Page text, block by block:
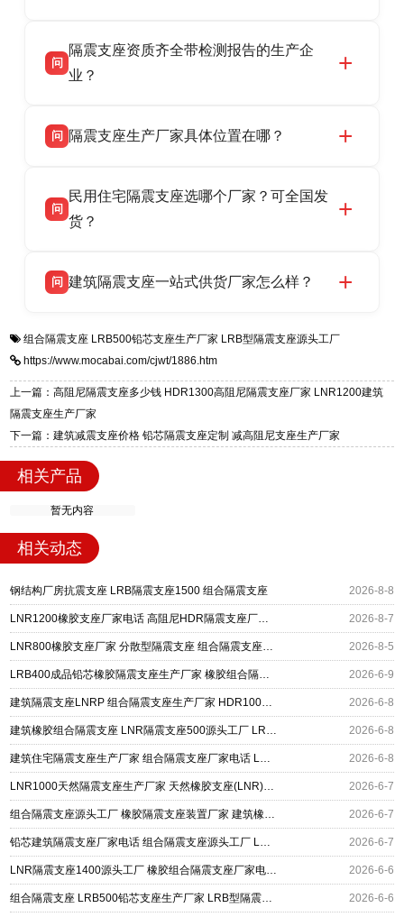
话：13323182312。
产厂家，可提供支座选型、图纸深化设计、现货
供货、现场安装指导一站式服务，主营
话：13323182312。
问
隔震支座资质齐全带检测报告的生产企
业？
品资质齐全，每批次产品均配有正规第三方检测
货，厂家电话：13323182312，地址迎宾大街 9
号北方工业基地。
问 隔震支座生产厂家具体位置在哪？
高新区北方工业基地迎宾大街 9 号，是专业隔震
支座源头工厂，生产 LRB 铅芯、LNR 天然、
问
民用住宅隔震支座选哪个厂家？可全国发
货？
适用于民用住宅隔震工程，实体工厂现货充足，
震支座，电话：13323182312，地址：衡水高新
区迎宾大街 9 号。
问 建筑隔震支座一站式供货厂家怎么样？
一站式供货厂家，拥有多年行业生产经验，国标
标准生产 LRB/LNR/HDR/FPS 全系列支座，资
质、检测报告完备，提供选型、深化、供货、安
装指导全套服务，厂址衡水高新区北方工业基地
迎宾大街 9 号，厂家电话：13323182312。
组合隔震支座 LRB500铅芯支座生产厂家 LRB型隔震支座源头工厂
https://www.mocabai.com/cjwt/1886.htm
上一篇：高阻尼隔震支座多少钱 HDR1300高阻尼隔震支座厂家 LNR1200建筑
隔震支座生产厂家
下一篇：建筑减震支座价格 铅芯隔震支座定制 减高阻尼支座生产厂家
相关产品
暂无内容
相关动态
钢结构厂房抗震支座 LRB隔震支座1500 组合隔震支座 2026-8-8
LNR1200橡胶支座厂家电话 高阻尼HDR隔震支座厂家电话 建筑橡胶组合隔震支座源头工厂 2026-8-7
LNR800橡胶支座厂家 分散型隔震支座 组合隔震支座什么价格 2026-8-5
LRB400成品铅芯橡胶隔震支座生产厂家 橡胶组合隔震支座生产厂家 LNR900天然橡胶支座生产厂家 2026-6-9
建筑隔震支座LNRP 组合隔震支座生产厂家 HDR1000高阻尼建筑隔震支座生产厂家 2026-6-8
建筑橡胶组合隔震支座 LNR隔震支座500源头工厂 LRB橡胶隔震支座1000源头工厂 2026-6-8
建筑住宅隔震支座生产厂家 组合隔震支座厂家电话 LNR隔震橡胶支座厂家电话 2026-6-8
LNR1000天然隔震支座生产厂家 天然橡胶支座(LNR)厂家 建筑组合隔震支座 2026-6-7
组合隔震支座源头工厂 橡胶隔震支座装置厂家 建筑橡胶型隔震支座源头工厂 2026-6-7
铅芯建筑隔震支座厂家电话 组合隔震支座源头工厂 LNR900橡胶支座生产厂家 2026-6-7
LNR隔震支座1400源头工厂 橡胶组合隔震支座厂家电话 建筑铅芯隔震支座LRB900源头工厂 2026-6-6
组合隔震支座 LRB500铅芯支座生产厂家 LRB型隔震支座源头工厂 2026-6-6